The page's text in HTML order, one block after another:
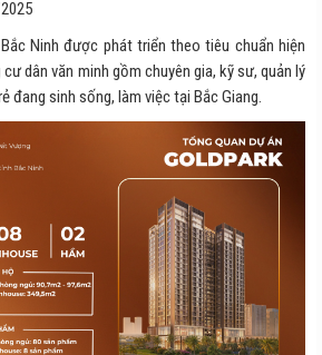
Ninh được phát triển theo tiêu chuẩn hiện
dân văn minh gồm chuyên gia, kỹ sư, quản lý
đang sinh sống, làm việc tại Bắc Giang.